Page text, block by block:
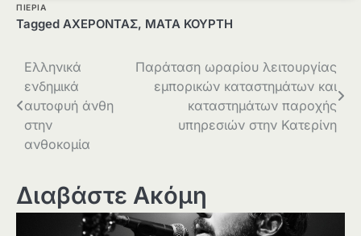
ΠΙΕΡΙΑ
Tagged ΑΧΕΡΟΝΤΑΣ, ΜΑΤΑ ΚΟΥΡΤΗ
Πλοήγηση
άρθρων
Ελληνικά
ενδημικά
αυτοφυή άνθη
στην
ανθοκομία
Παράταση ωραρίου λειτουργίας
εμπορικών καταστημάτων και
καταστημάτων παροχής
υπηρεσιών στην Κατερίνη
Διαβάστε Ακόμη